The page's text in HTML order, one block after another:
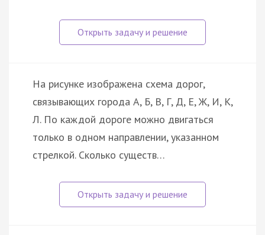
На рисунке изображена схема дорог,
связывающих города А, Б, В, Г, Д, Е, Ж, И, К,
Л. По каждой дороге можно двигаться
только в одном направлении, указанном
стрелкой. Сколько существ…